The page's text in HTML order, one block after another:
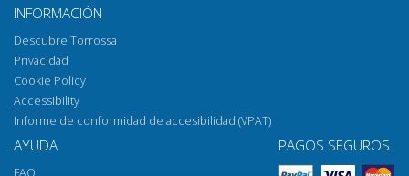
INFORMACIÓN
Descubre Torrossa
Privacidad
Cookie Policy
Accessibility
Informe de conformidad de accesibilidad (VPAT)
AYUDA PAGOS SEGUROS